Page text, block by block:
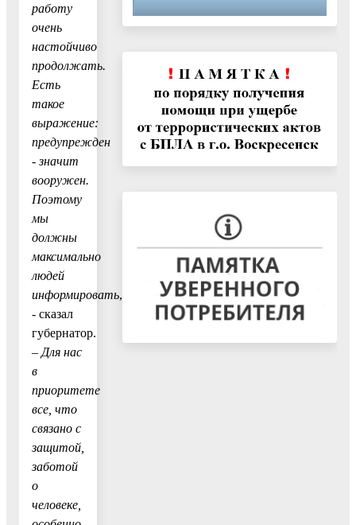
работу
очень
настойчиво
продолжать.
Есть
такое
выражение:
предупрежден
- значит
вооружен.
Поэтому
мы
должны
максимально
людей
информировать,
- сказал
губернатор.
– Для нас
в
приоритете
все, что
связано с
защитой,
заботой
о
человеке,